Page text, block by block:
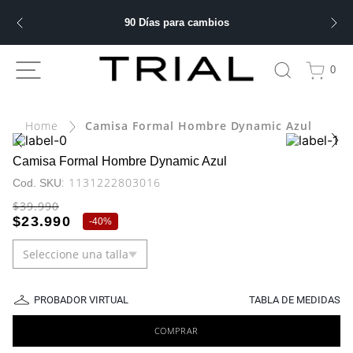
90 Días para cambios
0
Camisa Formal Hombre Dynamic Azul
Camisa Formal Hombre Dynamic Azul
: 1131222803016
$39.990
$23.990 -40%
Seleccione una talla
PROBADOR VIRTUAL TABLA DE MEDIDAS
COMPRAR
BUSCADOS